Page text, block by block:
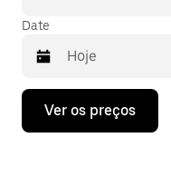
Date
Prima
tecla
Ver os preços